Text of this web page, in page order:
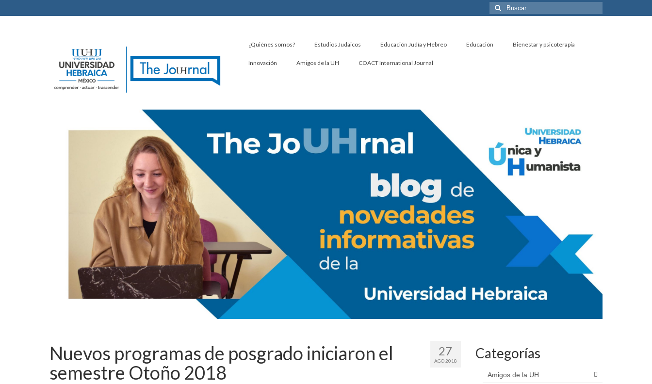
Buscar
por:
¿Quiénes somos? Estudios Judaicos Educación Judía y Hebreo Educación Bienestar y psicoterapia
Innovación Amigos de la UH COACT International Journal
27
AGO 2018
Nuevos programas de posgrado iniciaron el
semestre Otoño 2018
Categorías
Amigos de la UH